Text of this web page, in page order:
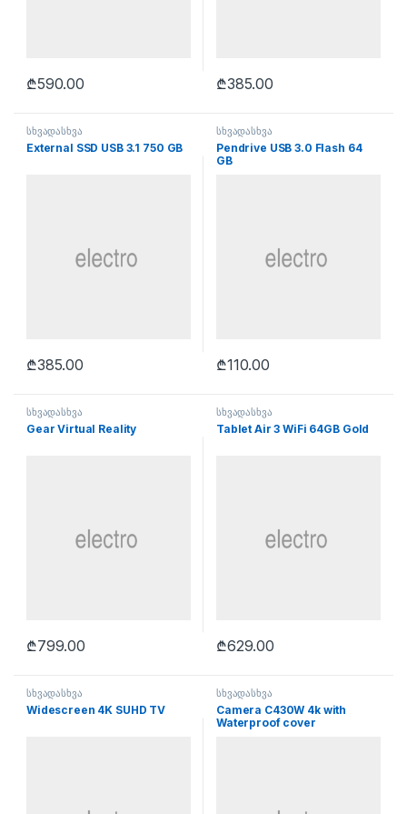
₾590.00 ₾385.00
სხვადასხვა
External SSD USB 3.1 750 GB
₾385.00
სხვადასხვა
Pendrive USB 3.0 Flash 64
GB
₾110.00
სხვადასხვა
Gear Virtual Reality
₾799.00
სხვადასხვა
Tablet Air 3 WiFi 64GB Gold
₾629.00
სხვადასხვა
Widescreen 4K SUHD TV
სხვადასხვა
Camera C430W 4k with
Waterproof cover